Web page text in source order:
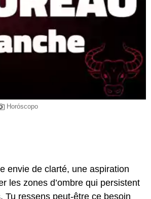
Horóscopo
envie de clarté, une aspiration
les zones d’ombre qui persistent
Tu ressens peut-être ce besoin